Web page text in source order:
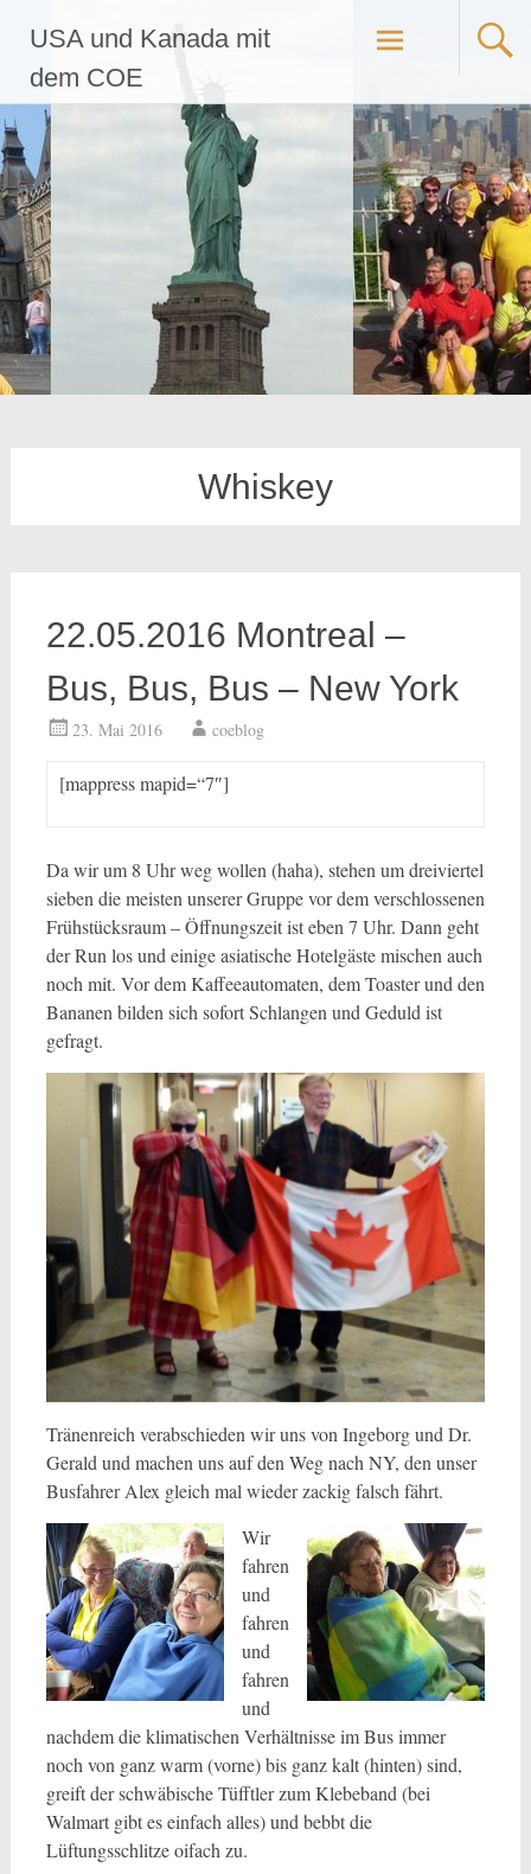
Inhalt
springen
USA und Kanada mit
dem COE
Whiskey
22.05.2016 Montreal –
Bus, Bus, Bus – New York
23. Mai 2016 coeblog
[mappress mapid=“7″]
Da wir um 8 Uhr weg wollen (haha), stehen um dreiviertel
sieben die meisten unserer Gruppe vor dem verschlossenen
Frühstücksraum – Öffnungszeit ist eben 7 Uhr. Dann geht
der Run los und einige asiatische Hotelgäste mischen auch
noch mit. Vor dem Kaffeeautomaten, dem Toaster und den
Bananen bilden sich sofort Schlangen und Geduld ist
gefragt.
Tränenreich verabschieden wir uns von Ingeborg und Dr.
Gerald und machen uns auf den Weg nach NY, den unser
Busfahrer Alex gleich mal wieder zackig falsch fährt.
Wir
fahren
und
fahren
und
fahren
und
nachdem die klimatischen Verhältnisse im Bus immer
noch von ganz warm (vorne) bis ganz kalt (hinten) sind,
greift der schwäbische Tüfftler zum Klebeband (bei
Walmart gibt es einfach alles) und bebbt die
Lüftungsschlitze oifach zu.